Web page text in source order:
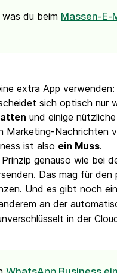
du beim Massen-E-
extra App verwenden:
sich optisch nur
und einige
Marketing-Nachrichten
ist also ein Muss.
genauso wie bei
Das mag für den
Und es gibt noch
an der
in der